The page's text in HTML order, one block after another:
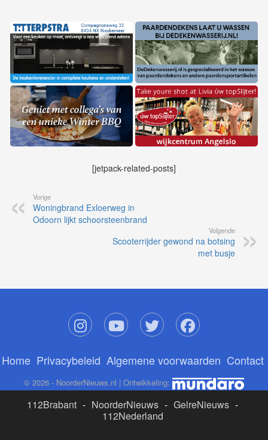
[jetpack-related-posts]
Vorige
Woningbrand Exloerweg in
Odoorn lijkt schoorsteenbrand
Volgende
Scooterrijder gewond na botsing
met busje
Home Privacybeleid Algemene voorwaarden Contact
© 2026 - NoorderNieuws.nl | Ontwikkeling:
112Brabant - NoorderNieuws - GelreNieuws -
112Nederland